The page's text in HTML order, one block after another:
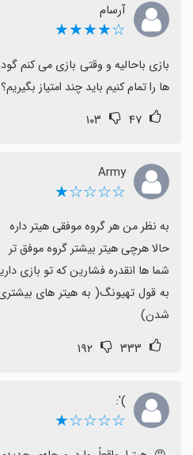
آرسام
☆★★★★
ها را تمام کنیم باید چند امتیاز بگیریم؟
۴۷ ۱۰۳
Army
☆☆☆☆★
شدن)
۳۳۳ ۱۹۲
☆☆☆☆★